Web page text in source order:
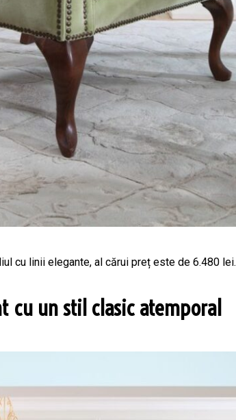
cu linii elegante, al cărui preț este de 6.480 lei.
cu un stil clasic atemporal